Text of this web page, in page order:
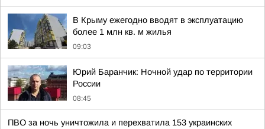
В Крыму ежегодно вводят в эксплуатацию
более 1 млн кв. м жилья
09:03
Юрий Баранчик: Ночной удар по территории
России
08:45
ПВО за ночь уничтожила и перехватила 153 украинских